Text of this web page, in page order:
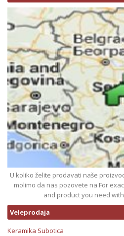
U koliko želite prodavati naše
molimo da nas pozovete na For
and product you need
Veleprodaja
Keramika Subotica